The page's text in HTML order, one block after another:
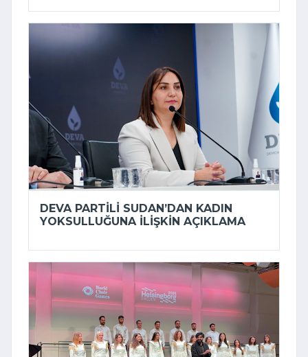
DEVA PARTILI SUDAN’DAN KADIN
YOKSULLUĞUNA ILIŞKIN AÇIKLAMA